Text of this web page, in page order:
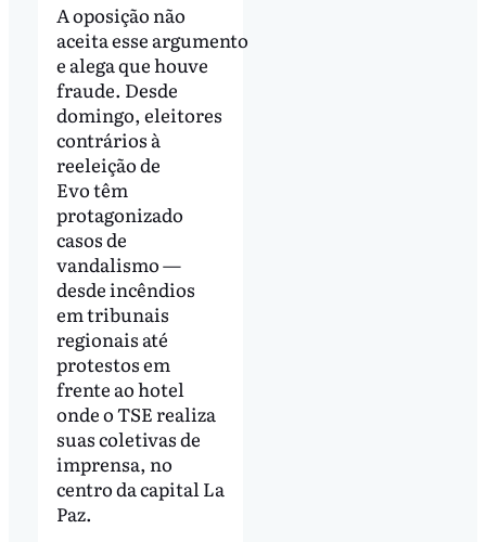
A oposição não
aceita esse argumento
e alega que houve
fraude. Desde
domingo, eleitores
contrários à
reeleição de
Evo têm
protagonizado
casos de
vandalismo —
desde incêndios
em tribunais
regionais até
protestos em
frente ao hotel
onde o TSE realiza
suas coletivas de
imprensa, no
centro da capital La
Paz.